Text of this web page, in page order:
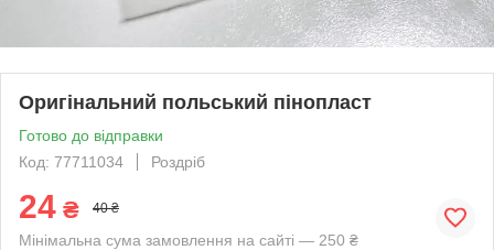
Оригінальний польський пінопласт
Готово до відправки
Код: 77711034
Роздріб
24 ₴ 40 ₴
Мінімальна сума замовлення на сайті — 250 ₴